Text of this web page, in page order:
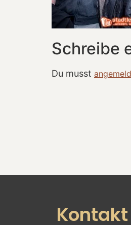
Schreibe
Du musst
Kontakt